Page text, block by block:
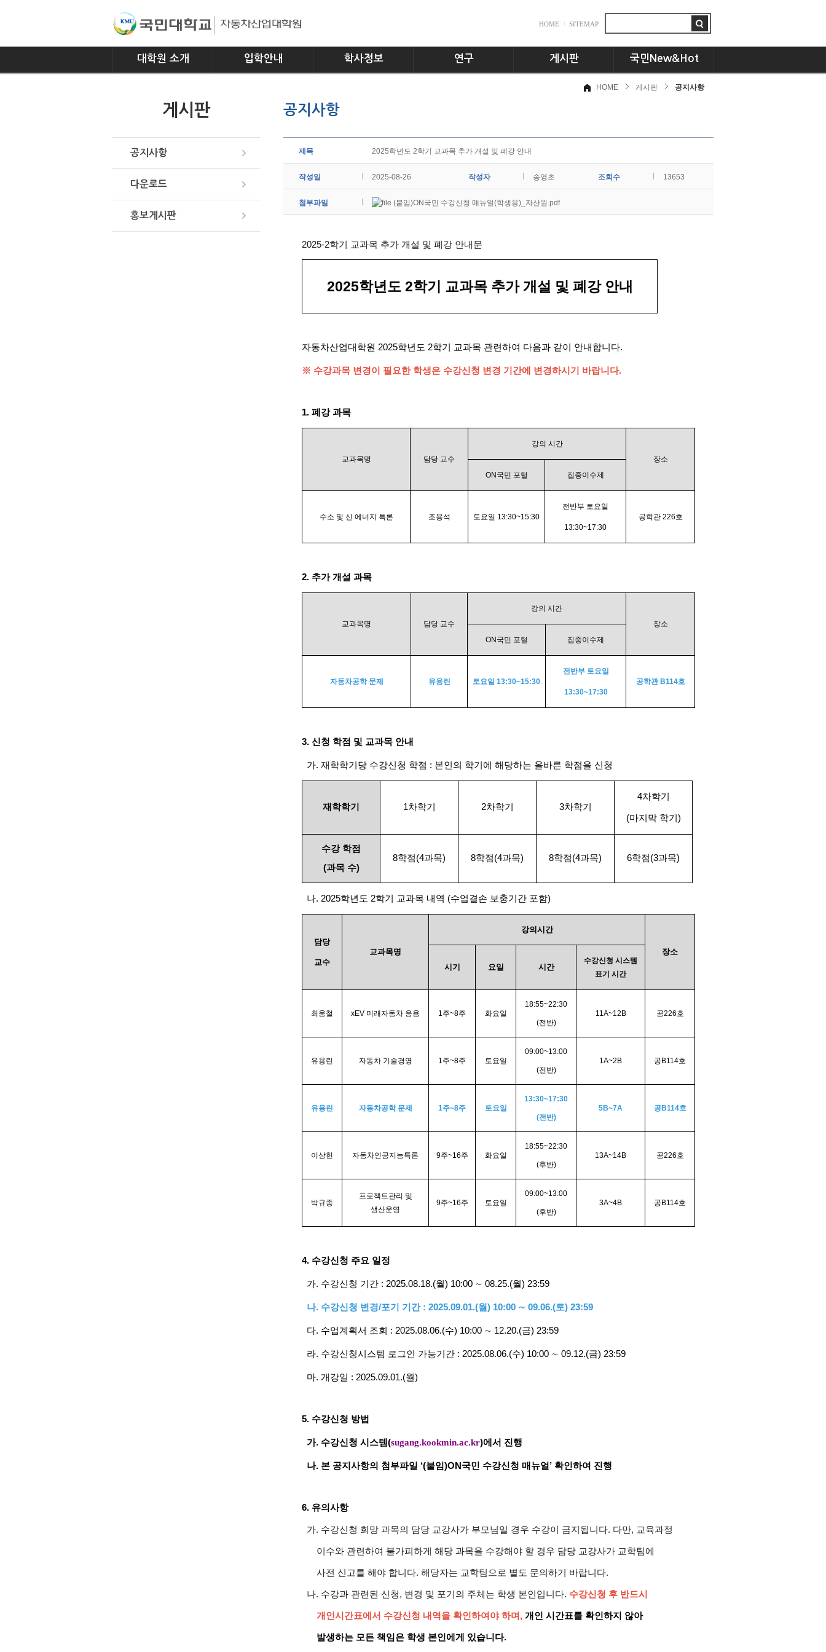
HOME SITEMAP
대학원 소개 입학안내 학사정보
교과과정
연구 게시판 국민New&Hot
뉴스플러스
교수님의 서재
게시판
공지사항
다운로드
홍보게시판
공지사항
HOME 게시판 공지사항
제목 2025학년도 2학기 교과목 추가 개설 및 폐강 안내
작성일 2025-08-26 작성자 송영초 조회수 13653
첨부파일 (붙임)ON국민 수강신청 매뉴얼(학생용)_자산원.pdf
2025-2학기 교과목 추가 개설 및 폐강 안내문
2025학년도 2학기 교과목 추가 개설 및 폐강 안내
자동차산업대학원 2025학년도 2학기 교과목 관련하여 다음과 같이 안내합니다.
※ 수강과목 변경이 필요한 학생은 수강신청 변경 기간에 변경하시기 바랍니다.
1. 폐강 과목
교과목명 담당 교수
강의 시간
장소
ON 국민 포털 집중이수제
수소 및 신 에너지 특론 조용석 토요일 13:30~15:30
전반부 토요일
13:30~17:30
공학관 226호
2. 추가 개설 과목
교과목명 담당 교수
강의 시간
장소
ON 국민 포털 집중이수제
자동차공학 문제 유용린 토요일 13:30~15:30
전반부 토요일
13:30~17:30
공학관 B114호
3. 신청 학점 및 교과목 안내
가. 재학학기당 수강신청 학점 : 본인의 학기에 해당하는 올바른 학점을 신청
재학학기 1차학기 2차학기 3차학기
4차학기
(마지막 학기)
수강 학점
(과목 수)
8학점(4과목) 8학점(4과목) 8학점(4과목) 6학점(3과목)
나. 2025학년도 2학기 교과목 내역 (수업결손 보충기간 포함)
담당
교수
교과목명
강의시간
장소
시기
요일 시간
수강신청 시스템
표기 시간
최웅철 xEV 미래자동차 응용 1주~8주 화요일
18:55~22:30
(전반)
11A~12B 공226호
유용린 자동차 기술경영 1주~8주 토요일
09:00~13:00
(전반)
1A~2B 공B114호
유용린 자동차공학 문제 1주~8주 토요일
13:30~17:30
(전반)
5B~7A 공B114호
이상헌 자동차인공지능특론 9주~16주 화요일
18:55~22:30
(후반)
13A~14B 공226호
박규종
프로젝트관리 및
생산운영
9주~16주 토요일
09:00~13:00
(후반)
3A~4B 공B114호
4. 수강신청 주요 일정
가. 수강신청 기간 : 2025.08.18.(월) 10:00 ∼ 08.25.(월) 23:59
나. 수강신청 변경/포기 기간 : 2025.09.01.(월) 10:00 ∼ 09.06.(토) 23:59
다. 수업계획서 조회 : 2025.08.06.(수) 10:00 ∼ 12.20.(금) 23:59
라. 수강신청시스템 로그인 가능기간 : 2025.08.06.(수) 10:00 ∼ 09.12.(금) 23:59
마. 개강일 : 2025.09.01.(월)
5. 수강신청 방법
가. 수강신청 시스템(sugang.kookmin.ac.kr)에서 진행
나. 본 공지사항의 첨부파일 ‘(붙임)ON국민 수강신청 매뉴얼’ 확인하여 진행
6. 유의사항
가. 수강신청 희망 과목의 담당 교강사가 부모님일 경우 수강이 금지됩니다. 다만, 교육과정
이수와 관련하여 불가피하게 해당 과목을 수강해야 할 경우 담당 교강사가 교학팀에
사전 신고를 해야 합니다. 해당자는 교학팀으로 별도 문의하기 바랍니다.
나. 수강과 관련된 신청, 변경 및 포기의 주체는 학생 본인입니다. 수강신청 후 반드시
개인시간표에서 수강신청 내역을 확인하여야 하며, 개인 시간표를 확인하지 않아
발생하는 모든 책임은 학생 본인에게 있습니다.